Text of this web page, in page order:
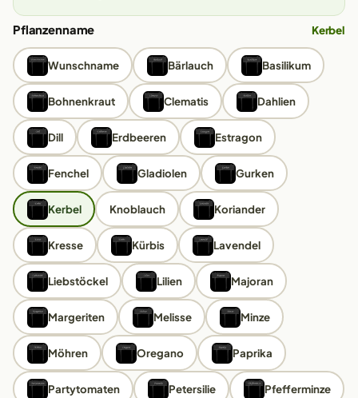
Pflanzenname Kerbel
Wunschname Bärlauch Basilikum
Bohnenkraut Clematis Dahlien
Dill Erdbeeren Estragon
Fenchel Gladiolen Gurken
Kerbel Knoblauch Koriander
Kresse Kürbis Lavendel
Liebstöckel Lilien Majoran
Margeriten Melisse Minze
Möhren Oregano Paprika
Partytomaten Petersilie Pfefferminze